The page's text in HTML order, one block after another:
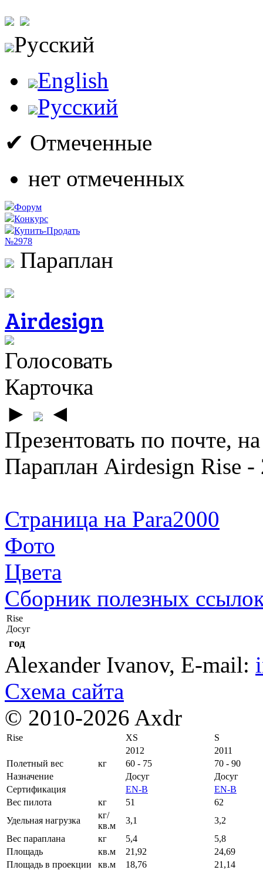
Русский
English
Русский
✔ Отмеченные
нет отмеченных
Форум
Конкурс
Купить-Продать
№2978
Параплан
Airdesign
Голосовать
Карточка
►
◄
Презентовать по почте,
Параплан Airdesign Rise
Страница на Para2000
Фото
Цвета
Сборник полезных
Rise
Досуг
год
Alexander Ivanov, E-mail:
Схема сайта
© 2010-2026 Axdr
Rise XS
S
2012
2011
Полетный вес
кг 60 - 75
70 - 90
Назначение
Досуг
Досуг
Сертификация
EN-B
EN-B
Вес пилота
кг 51
62
Удельная нагрузка
кг/
кв.м
3,1
3,2
Вес параплана
кг 5,4
5,8
Площадь
кв.м 21,92
24,69
Площадь в проекции
кв.м 18,76
21,14